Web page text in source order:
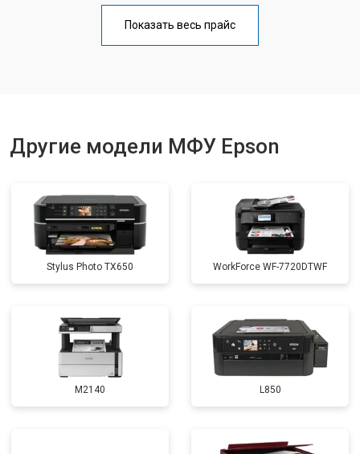
от 3500 ₽
Показать весь прайс
Другие модели МФУ Epson
Stylus Photo TX650 WorkForce WF-7720DTWF
M2140 L850